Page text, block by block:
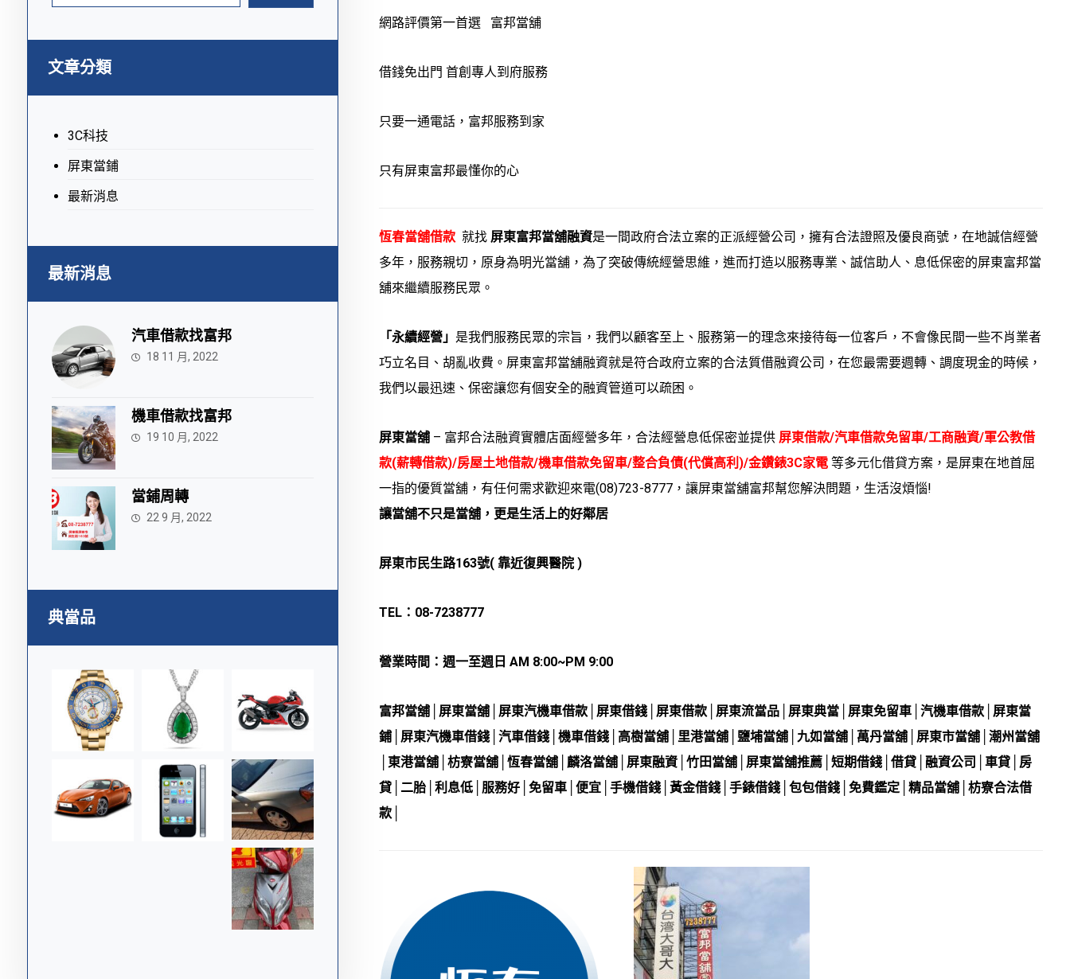
網路評價第一首選 富邦當舖
借錢免出門 首創專人到府服務
只要一通電話，富邦服務到家
只有屏東富邦最懂你的心
恆春當舖借款 就找 屏東富邦當舖融資是一間政府合法立案的正派經營公司，擁有合法證照及優良商號，在地誠信經營
多年，服務親切，原身為明光當舖，為了突破傳統經營思維，進而打造以服務專業、誠信助人、息低保密的屏東富邦當
舖來繼續服務民眾。
「永續經營」 是我們服務民眾的宗旨，我們以顧客至上、服務第一的理念來接待每一位客戶，不會像民間一些不肖業者
巧立名目、胡亂收費。屏東富邦當舖融資就是符合政府立案的合法質借融資公司，在您最需要週轉、調度現金的時候，
我們以最迅速、保密讓您有個安全的融資管道可以疏困。
屏東當舖 – 富邦合法融資實體店面經營多年，合法經營息低保密並提供 屏東借款/汽車借款免留車/工商融資/軍公教借
款(薪轉借款)/房屋土地借款/機車借款免留車/整合負債(代償高利)/金鑽錶3C家電 等多元化借貸方案，是屏東在地首屈
一指的優質當舖，有任何需求歡迎來電(08)723-8777，讓屏東當舖富邦幫您解決問題，生活沒煩惱!
讓當舖不只是當舖，更是生活上的好鄰居
屏東市民生路163號( 靠近復興醫院 )
TEL ： 08-7238777
營業時間：週一至週日 AM 8:00~PM 9:00
富邦當舖 │屏東當舖 │屏東汽機車借款 │屏東借錢 │屏東借款 │屏東流當品 │屏東典當 屏東免留車 │汽機車借款
屏東當
鋪
屏東汽機車借錢 │汽車借錢 │機車借錢 │高樹當舖 │里港當舖 │鹽埔當舖 │九如當舖 │萬丹當舖 │屏東市當舖 │潮州當舖
│東港當舖 │枋寮當舖 │恆春當舖 │麟洛當舖 │屏東融資│竹田當舖 │屏東當舖推薦 │短期借錢 │借貸 │融資公司 │車貸
房
貸
二胎 │利息低 服務好 │免留車 │便宜 │手機借錢 │黃金借錢 │手錶借錢 │包包借錢 │免費鑑定 │精品當舖 │枋寮合法借
款
文章分類
3C科技
屏東當鋪
最新消息
最新消息
汽車借款找富邦
18 11 月, 2022
機車借款找富邦
19 10 月, 2022
當鋪周轉
22 9 月, 2022
典當品